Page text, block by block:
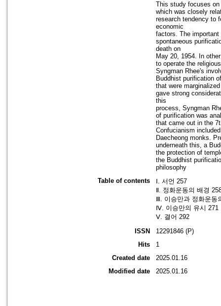
This study focuses
which was closely
research tendency to
economic
factors. The
spontaneous
death on
May 20, 1954. In
to operate the
Syngman Rhee's
Buddhist purification
that were
gave strong
this
process, Syngman
of purification was
that came out in the
Confucianism
Daecheong monks.
underneath this, a
the protection of
the Buddhist
philosophy
Table of contents
Ⅰ. 서언 257
Ⅱ. 정화운동의 배경
Ⅲ. 이승만과 정화운동
Ⅳ. 이승만의 유시 271
Ⅴ. 결어 292
ISSN
12291846 (P)
Hits
1
Created date
2025.01.16
Modified date
2025.01.16